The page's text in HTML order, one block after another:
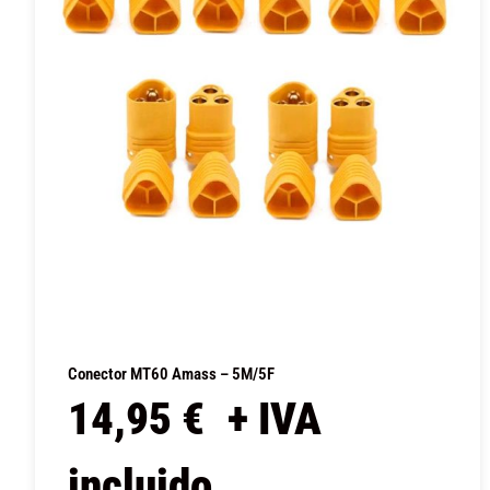
Conector MT60 Amass – 5M/5F
14,95 € + IVA